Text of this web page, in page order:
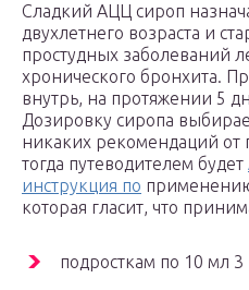
Сладкий АЦЦ сироп
двухлетнего возраста и
простудных заболеваний
хронического бронхита.
внутрь, на протяжении 5
Дозировку сиропа
никаких рекомендаций от
тогда путеводителем будет
инструкция по
которая гласит, что
подросткам по 10 мл 3